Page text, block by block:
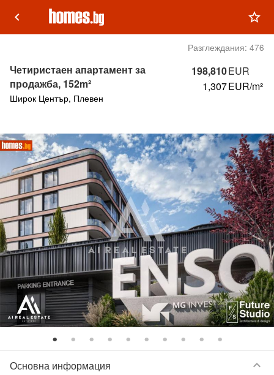
keyboard_arrow_left star_outline
Разглеждания: 476
198,810EUR
1,307EUR/m²
Четиристаен апартамент за
продажба, 152m²
Широк Център, Плевен
Основна информация keyboard_arrow_down